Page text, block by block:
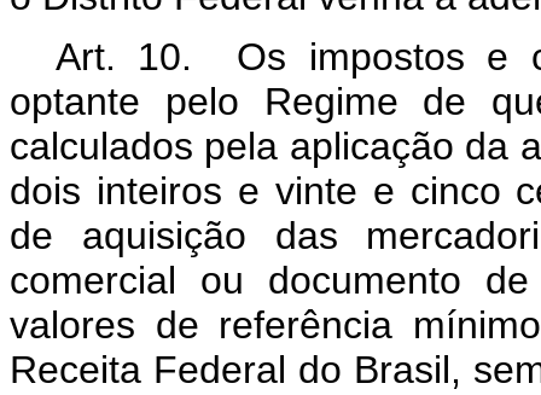
Art. 10. Os impostos e
optante pelo Regime de
calculados pela aplicação da
dois inteiros e vinte e cinco
de aquisição das
comercial ou documento
valores de referência
Receita Federal do Brasil,